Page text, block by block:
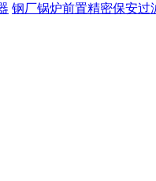
钢厂锅炉前置精密保安过